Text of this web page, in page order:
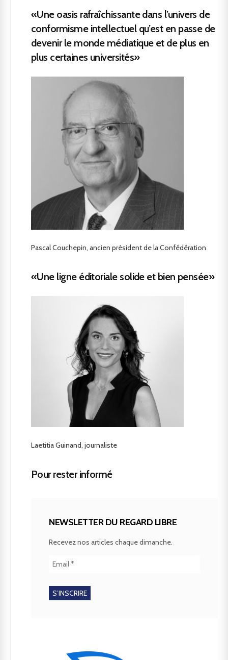
«Une oasis rafraîchissante dans l’univers de
conformisme intellectuel qu’est en passe de
devenir le monde médiatique et de plus en
plus certaines universités»
Pascal Couchepin, ancien président de la Confédération
«Une ligne éditoriale solide et bien pensée»
Laetitia Guinand, journaliste
Pour rester informé
NEWSLETTER DU REGARD LIBRE
Recevez nos articles chaque dimanche.